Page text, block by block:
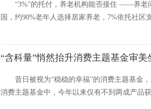
“3%”的托付，养老机构能否接住 ——养
国，约90%老年人选择居家养老，7%依托社区
“含科量”悄然抬升消费主题基金审美
昔日被视为“稳稳的幸福”的消费主题基金
消费主题基金中，今年以来仅有不到两成产品